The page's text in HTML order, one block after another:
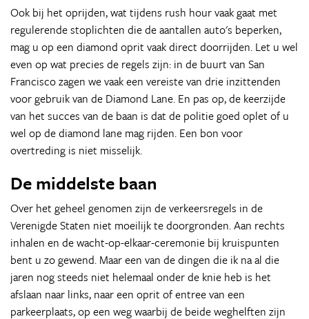
Ook bij het oprijden, wat tijdens rush hour vaak gaat met
regulerende stoplichten die de aantallen auto's beperken,
mag u op een diamond oprit vaak direct doorrijden. Let u wel
even op wat precies de regels zijn: in de buurt van San
Francisco zagen we vaak een vereiste van drie inzittenden
voor gebruik van de Diamond Lane. En pas op, de keerzijde
van het succes van de baan is dat de politie goed oplet of u
wel op de diamond lane mag rijden. Een bon voor
overtreding is niet misselijk.
De middelste baan
Over het geheel genomen zijn de verkeersregels in de
Verenigde Staten niet moeilijk te doorgronden. Aan rechts
inhalen en de wacht-op-elkaar-ceremonie bij kruispunten
bent u zo gewend. Maar een van de dingen die ik na al die
jaren nog steeds niet helemaal onder de knie heb is het
afslaan naar links, naar een oprit of entree van een
parkeerplaats, op een weg waarbij de beide weghelften zijn